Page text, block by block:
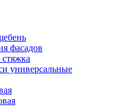
фасадов
универсальные